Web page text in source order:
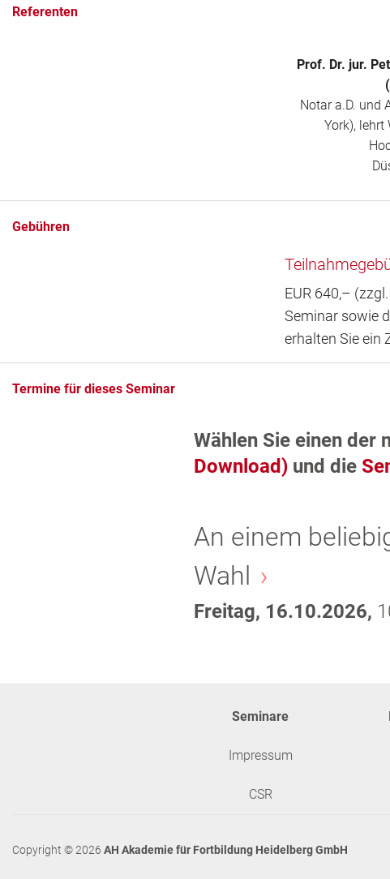
Referenten
Prof. Dr. jur.
Notar a.D. und
York),
Gebühren
EUR 640,–
Seminar sowie
erhalten Sie ein
Termine für dieses Seminar
Wählen Sie einen
Download) und die
An einem
Wahl
Freitag, 16.10.2026,
Seminare
Impressum
CSR
Copyright © 2026 AH Akademie für Fortbildung Heidelberg GmbH